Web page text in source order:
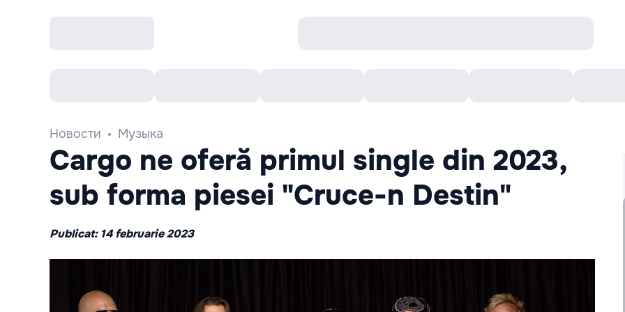
Новости Музыка
Cargo ne oferă primul single din 2023,
sub forma piesei "Cruce-n Destin"
Publicat: 14 februarie 2023